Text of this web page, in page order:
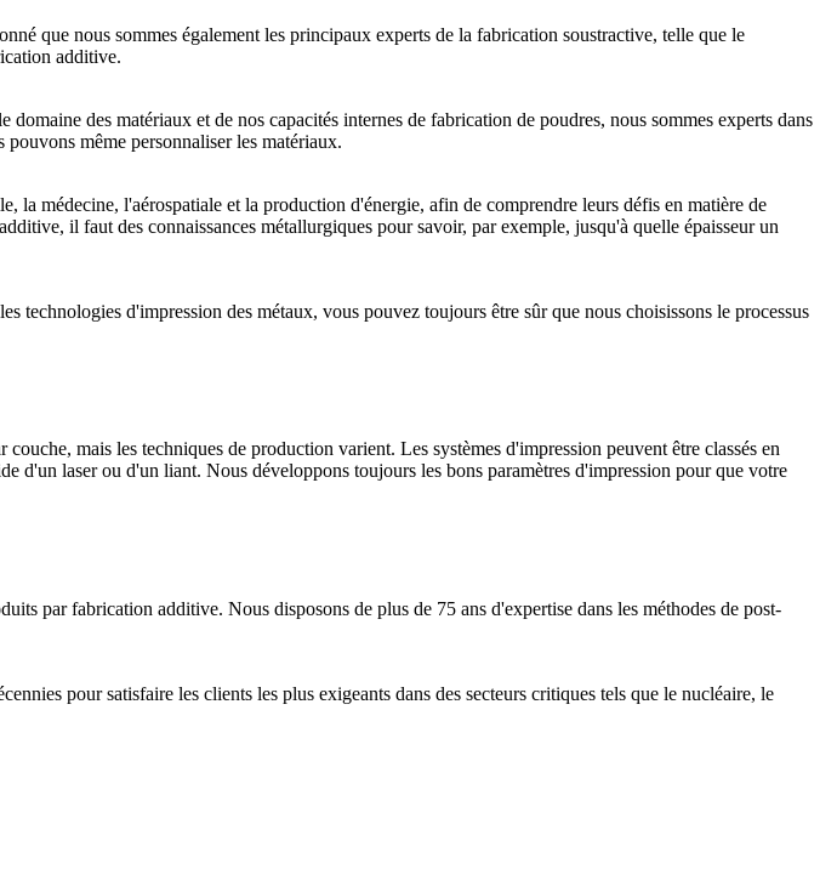
que nous sommes également les principaux experts de la fabrication soustractive, telle que le
additive.
des matériaux et de nos capacités internes de fabrication de poudres, nous sommes experts dans
même personnaliser les matériaux.
la médecine, l'aérospatiale et la production d'énergie, afin de comprendre leurs défis en matière de
il faut des connaissances métallurgiques pour savoir, par exemple, jusqu'à quelle épaisseur un
technologies d'impression des métaux, vous pouvez toujours être sûr que nous choisissons le processus
mais les techniques de production varient. Les systèmes d'impression peuvent être classés en
d'un laser ou d'un liant. Nous développons toujours les bons paramètres d'impression pour que votre
par fabrication additive. Nous disposons de plus de 75 ans d'expertise dans les méthodes de post-
pour satisfaire les clients les plus exigeants dans des secteurs critiques tels que le nucléaire, le